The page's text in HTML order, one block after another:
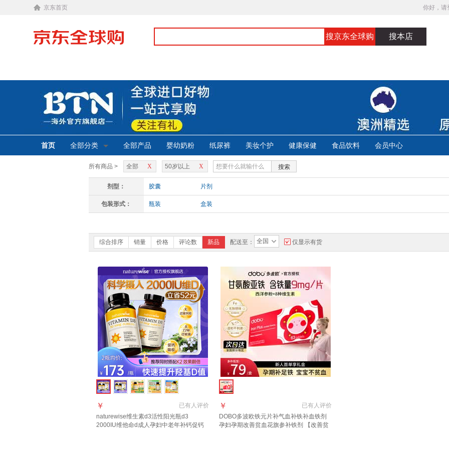
京东首页 你好，请
搜京东全球购 搜本店
首页 全部分类 全部产品 婴幼奶粉 纸尿裤 美妆个护 健康保健 食品饮料 会员中心
所有商品 > X
全部 X
50岁以上 搜索
剂型： 胶囊 片剂
包装形式： 瓶装 盒装
综合排序 销量 价格 评论数 新品 配送至： 全国 仅显示有货
已有人评价
￥
naturewise维生素d3活性阳光瓶d3
2000IU维他命d成人孕妇中老年补钙促钙
已有人评价
￥
DOBO多波欧铁元片补气血补铁补血铁剂
孕妇孕期改善贫血花旗参补铁剂 【改善贫